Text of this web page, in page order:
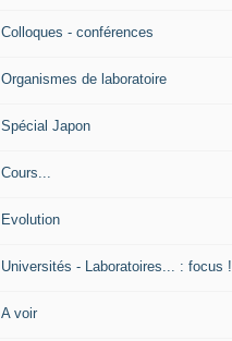
Colloques - conférences
Organismes de laboratoire
Spécial Japon
Cours...
Evolution
Universités - Laboratoires... : focus !
A voir